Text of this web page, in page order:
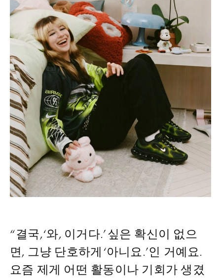
“결국, ‘와, 이거다.’ 싶은 확신이 없으
면, 그냥 단호하게 ‘아니요.’인 거예요.
요즘 제게 어떤 활동이나 기회가 생겼